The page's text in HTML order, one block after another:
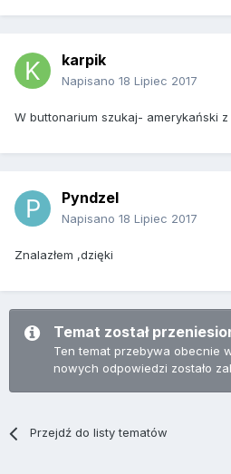
karpik
Napisano 18 Lipiec 2017
W buttonarium szukaj- amerykański z
Pyndzel
Napisano 18 Lipiec 2017
Znalazłem ,dzięki
Temat został
Ten temat przebywa obecnie
nowych odpowiedzi zostało
Przejdź do listy tematów